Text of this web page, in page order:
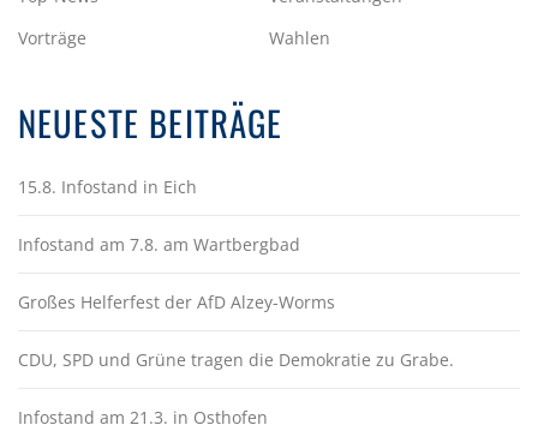
Vorträge
Wahlen
NEUESTE BEITRÄGE
15.8. Infostand in Eich
Infostand am 7.8. am Wartbergbad
Großes Helferfest der AfD Alzey-Worms
CDU, SPD und Grüne tragen die Demokratie zu Grabe.
Infostand am 21.3. in Osthofen